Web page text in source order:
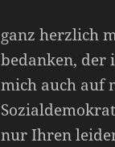
ganz herzlich
bedanken, der
mich auch auf
nur Ihren